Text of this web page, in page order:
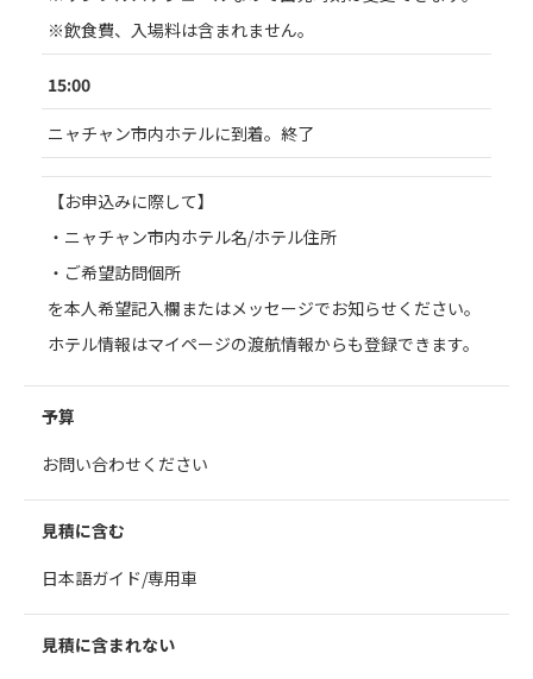
※飲食費、入場料は含まれません。
15:00
ニャチャン市内ホテルに到着。終了
【お申込みに際して】
・ニャチャン市内ホテル名/ホテル住所
・ご希望訪問個所
を本人希望記入欄またはメッセージでお知らせください。
ホテル情報はマイページの渡航情報からも登録できます。
予算
お問い合わせください
見積に含む
日本語ガイド/専用車
見積に含まれない